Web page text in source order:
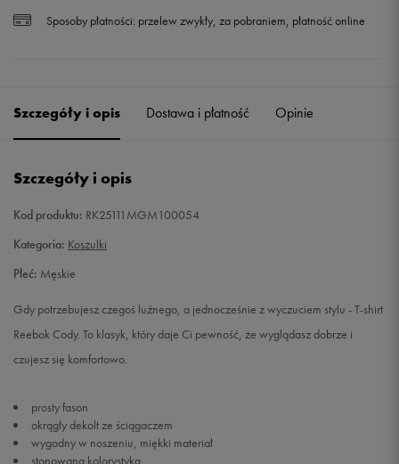
Sposoby płatności: przelew zwykły, za pobraniem, płatność online
Szczegóły i opis Dostawa i płatność Opinie
Szczegóły i opis
Kod produktu: RK25111MGM100054
Kategoria: Koszulki
Płeć: Męskie
Gdy potrzebujesz czegoś luźnego, a jednocześnie z wyczuciem stylu - T-shirt
Reebok Cody. To klasyk, który daje Ci pewność, że wyglądasz dobrze i
czujesz się komfortowo.
prosty fason
okrągły dekolt ze ściągaczem
wygodny w noszeniu, miękki materiał
stonowana kolorystyka